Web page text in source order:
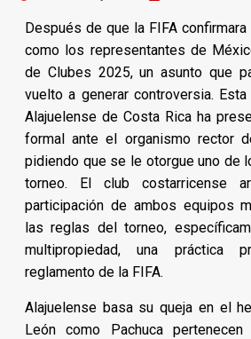
Después de que la FIFA
como los representantes de
de Clubes 2025, un asunto que
vuelto a generar controversia.
Alajuelense de Costa Rica ha
formal ante el organismo rector
pidiendo que se le otorgue uno de
torneo. El club costarricense
participación de ambos equipos
las reglas del torneo,
multipropiedad, una práctica
reglamento de la FIFA.
Alajuelense basa su queja en el
León como Pachuca